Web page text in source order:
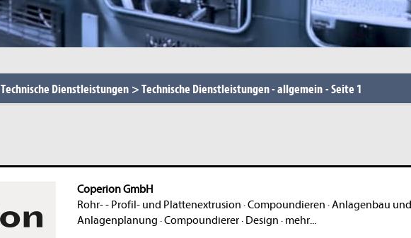
Technische Dienstleistungen >Technische Dienstleistungen - allgemein-Seite 1
Coperion GmbH
Rohr- - Profil- und Plattenextrusion ·Compoundieren ·Anlagenbau und
Anlagenplanung ·Compoundierer· Design · mehr...